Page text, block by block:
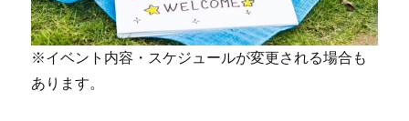
※イベント内容・スケジュールが変更される場合も
あります。